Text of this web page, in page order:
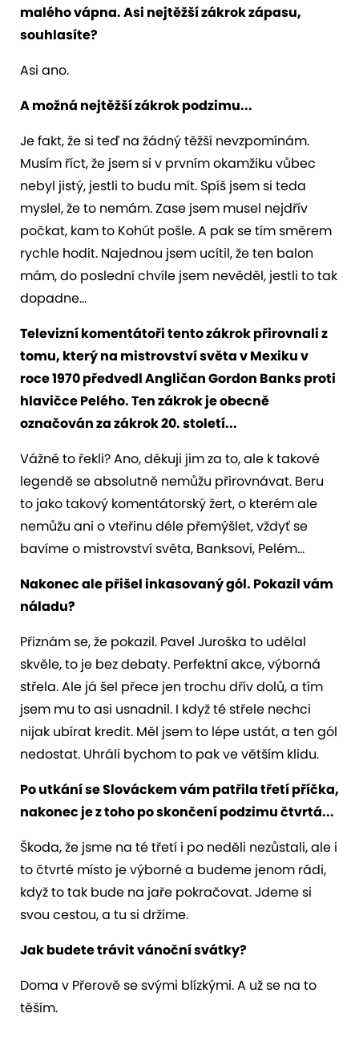
malého vápna. Asi nejtěžší zákrok zápasu,
souhlasíte?
Asi ano.
A možná nejtěžší zákrok podzimu...
Je fakt, že si teď na žádný těžší nevzpomínám.
Musím říct, že jsem si v prvním okamžiku vůbec
nebyl jistý, jestli to budu mít. Spíš jsem si teda
myslel, že to nemám. Zase jsem musel nejdřív
počkat, kam to Kohút pošle. A pak se tím směrem
rychle hodit. Najednou jsem ucítil, že ten balon
mám, do poslední chvíle jsem nevěděl, jestli to tak
dopadne...
Televizní komentátoři tento zákrok přirovnali z
tomu, který na mistrovství světa v Mexiku v
roce 1970 předvedl Angličan Gordon Banks proti
hlavičce Pelého. Ten zákrok je obecně
označován za zákrok 20. století...
Vážně to řekli? Ano, děkuji jim za to, ale k takové
legendě se absolutně nemůžu přirovnávat. Beru
to jako takový komentátorský žert, o kterém ale
nemůžu ani o vteřinu déle přemýšlet, vždyť se
bavíme o mistrovství světa, Banksovi, Pelém...
Nakonec ale přišel inkasovaný gól. Pokazil vám
náladu?
Přiznám se, že pokazil. Pavel Juroška to udělal
skvěle, to je bez debaty. Perfektní akce, výborná
střela. Ale já šel přece jen trochu dřív dolů, a tím
jsem mu to asi usnadnil. I když té střele nechci
nijak ubírat kredit. Měl jsem to lépe ustát, a ten gól
nedostat. Uhráli bychom to pak ve větším klidu.
Po utkání se Slováckem vám patřila třetí příčka,
nakonec je z toho po skončení podzimu čtvrtá...
Škoda, že jsme na té třetí i po neděli nezůstali, ale i
to čtvrté místo je výborné a budeme jenom rádi,
když to tak bude na jaře pokračovat. Jdeme si
svou cestou, a tu si držíme.
Jak budete trávit vánoční svátky?
Doma v Přerově se svými blízkými. A už se na to
těším.